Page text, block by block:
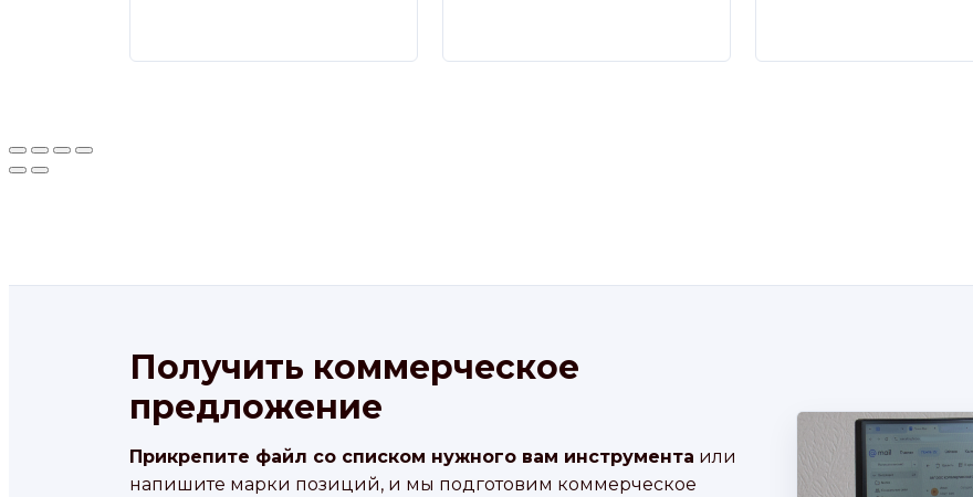
Получить коммерческое
предложение
Прикрепите файл со списком нужного вам инструмента или
напишите марки позиций, и мы подготовим коммерческое